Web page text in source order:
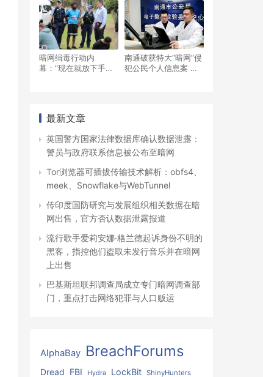
（2022）
暗网缉毒行动内
幕：“现在就放下手
南通破获特大“暗网”侵
犯公民个人信息案 查
最新文章
英国警方国家法律数据库确认数据泄露：
警员与政府联系信息被公布至暗网
Tor浏览器可插拔传输技术解析：obfs4、
meek、Snowflake与WebTunnel
传印度国防研究与发展组织相关数据在暗
网出售，官方否认数据泄露报道
流行歌手爱莉安娜·格兰德起诉身份不明的
黑客，指控他们盗取未发行音乐并在暗网
上出售
巴基斯坦联邦调查局成立专门暗网调查部
门，重点打击网络犯罪与人口贩运
AlphaBay BreachForums
Dread FBI Hydra LockBit ShinyHunters